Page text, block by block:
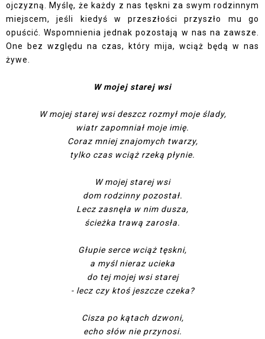
ojczyzną. Myślę, że każdy z nas tęskni za swym rodzinnym
miejscem, jeśli kiedyś w przeszłości przyszło mu go
opuścić. Wspomnienia jednak pozostają w nas na zawsze.
One bez względu na czas, który mija, wciąż będą w nas
żywe.
W mojej starej wsi
W mojej starej wsi deszcz rozmył moje ślady,
wiatr zapomniał moje imię.
Coraz mniej znajomych twarzy,
tylko czas wciąż rzeką płynie.
W mojej starej wsi
dom rodzinny pozostał.
Lecz zasnęła w nim dusza,
ścieżka trawą zarosła.
Głupie serce wciąż tęskni,
a myśl nieraz ucieka
do tej mojej wsi starej
- lecz czy ktoś jeszcze czeka?
Cisza po kątach dzwoni,
echo słów nie przynosi.